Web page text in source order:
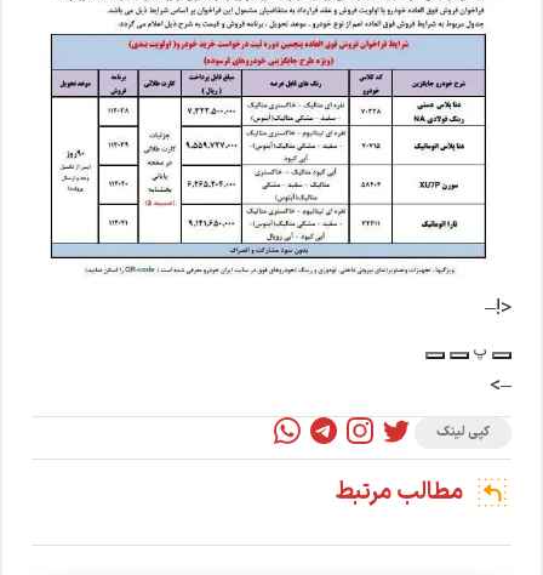
<!–
پ
–>
کپی لینک
مطالب مرتبط